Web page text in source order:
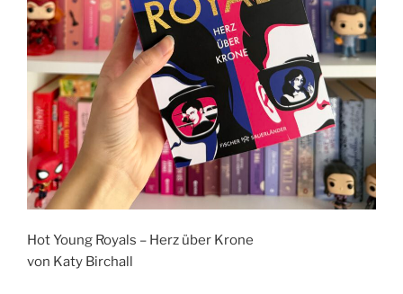
Hot Young Royals – Herz über Krone
von Katy Birchall